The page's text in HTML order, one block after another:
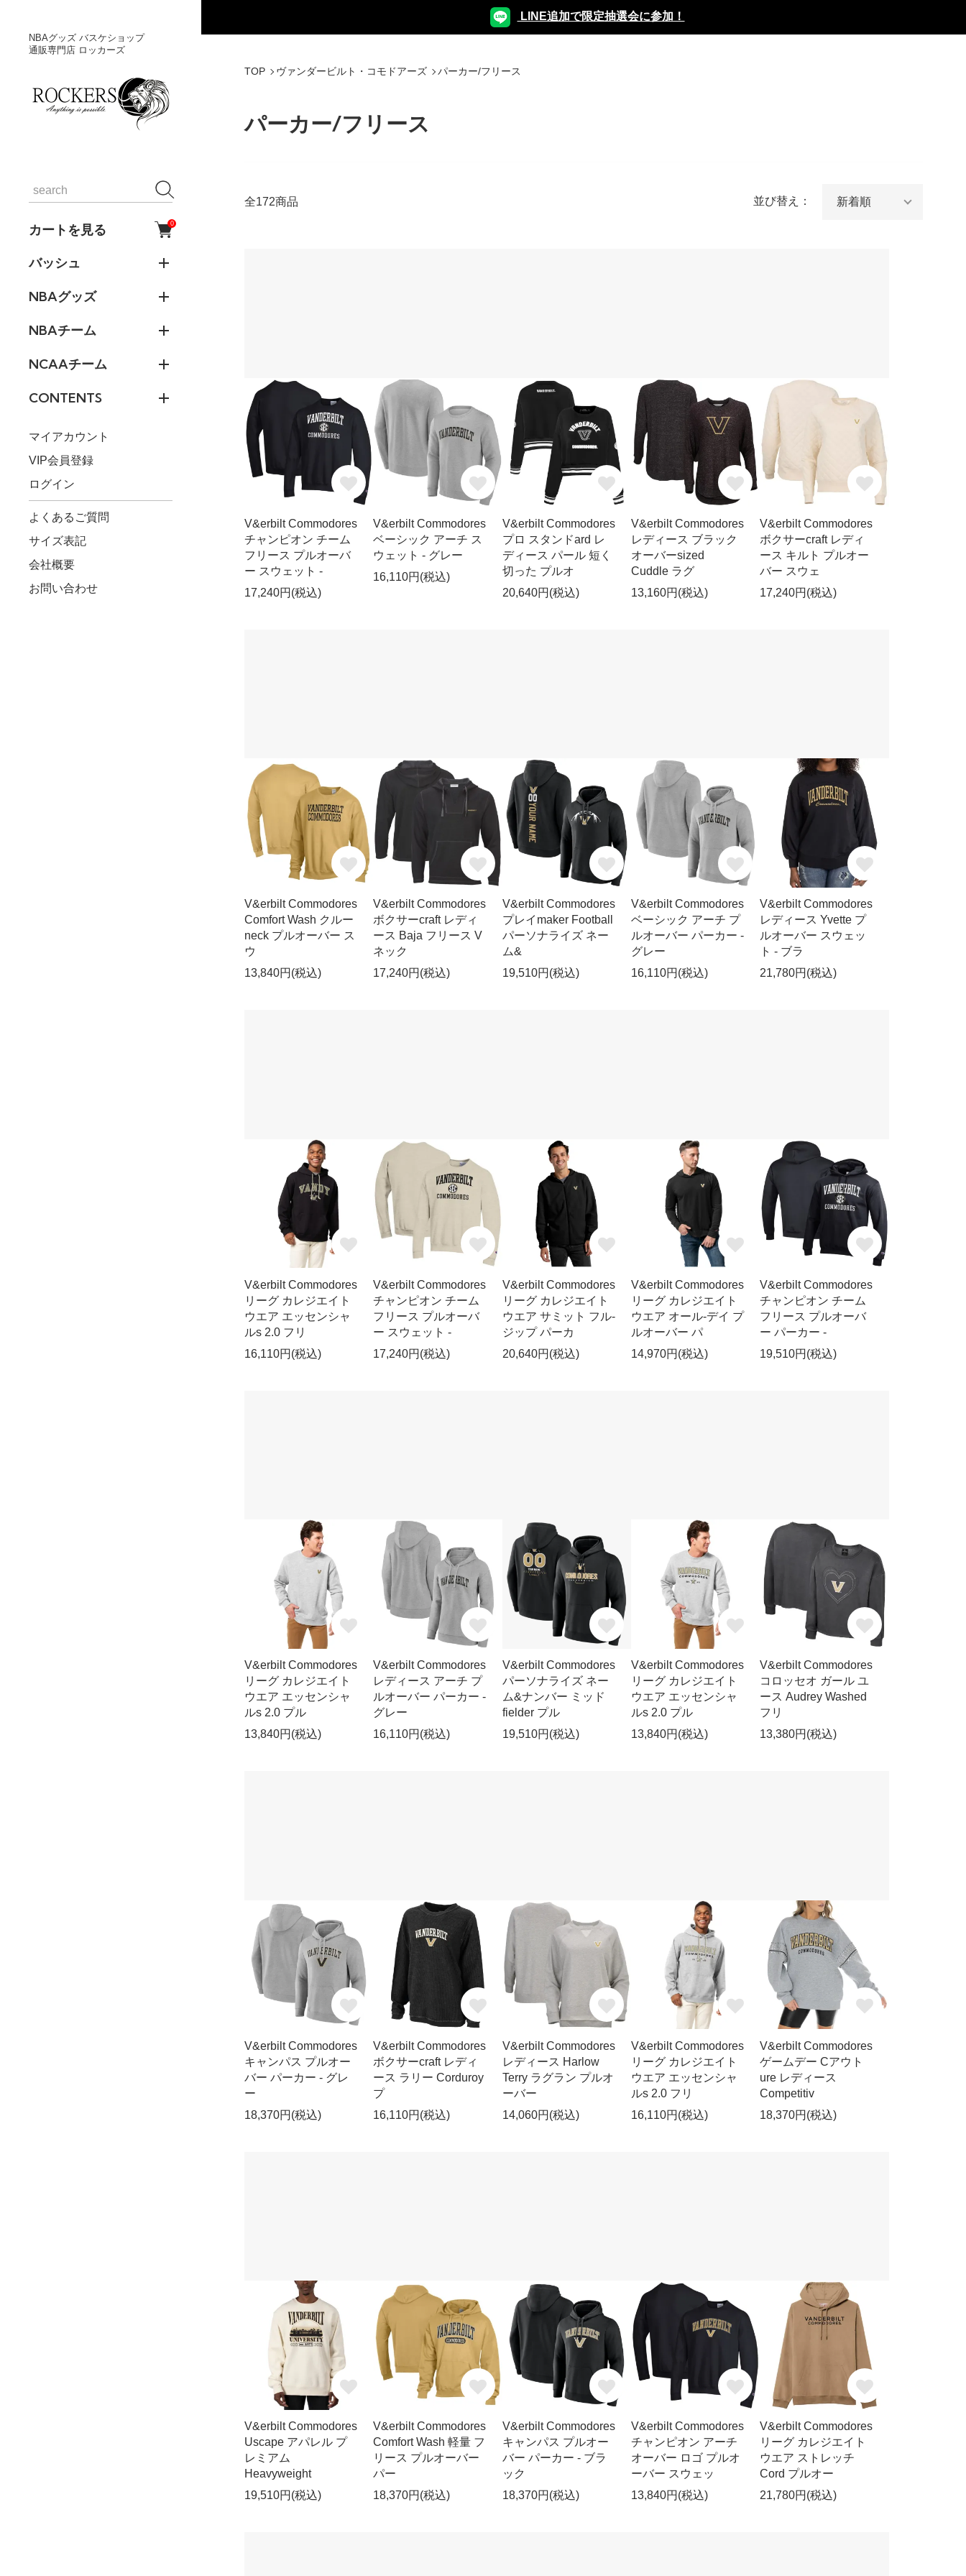
NBAグッズ バスケショップ
通販専門店 ロッカーズ
カートを見る 0
バッシュ
NBAグッズ
NBAチーム
NCAAチーム
CONTENTS
マイアカウント
VIP会員登録
ログイン
よくあるご質問
サイズ表記
会社概要
お問い合わせ
LINE追加で限定抽選会に参加！
TOP ヴァンダービルト・コモドアーズ パーカー/フリース
パーカー/フリース
全172商品 並び替え：
V&erbilt Commodores
チャンピオン チーム
フリース プルオーバ
ー スウェット -
17,240円(税込)
V&erbilt Commodores
ベーシック アーチ ス
ウェット - グレー
16,110円(税込)
V&erbilt Commodores
プロ スタンドard レ
ディース パール 短く
切った プルオ
20,640円(税込)
V&erbilt Commodores
レディース ブラック
オーバーsized
Cuddle ラグ
13,160円(税込)
V&erbilt Commodores
ボクサーcraft レディ
ース キルト プルオー
バー スウェ
17,240円(税込)
V&erbilt Commodores
Comfort Wash クルー
neck プルオーバー ス
ウ
13,840円(税込)
V&erbilt Commodores
ボクサーcraft レディ
ース Baja フリース V
ネック
17,240円(税込)
V&erbilt Commodores
プレイmaker Football
パーソナライズ ネー
ム&
19,510円(税込)
V&erbilt Commodores
ベーシック アーチ プ
ルオーバー パーカー -
グレー
16,110円(税込)
V&erbilt Commodores
レディース Yvette プ
ルオーバー スウェッ
ト - ブラ
21,780円(税込)
V&erbilt Commodores
リーグ カレジエイト
ウエア エッセンシャ
ルs 2.0 フリ
16,110円(税込)
V&erbilt Commodores
チャンピオン チーム
フリース プルオーバ
ー スウェット -
17,240円(税込)
V&erbilt Commodores
リーグ カレジエイト
ウエア サミット フル-
ジップ パーカ
20,640円(税込)
V&erbilt Commodores
リーグ カレジエイト
ウエア オール-デイ プ
ルオーバー パ
14,970円(税込)
V&erbilt Commodores
チャンピオン チーム
フリース プルオーバ
ー パーカー -
19,510円(税込)
V&erbilt Commodores
リーグ カレジエイト
ウエア エッセンシャ
ルs 2.0 プル
13,840円(税込)
V&erbilt Commodores
レディース アーチ プ
ルオーバー パーカー -
グレー
16,110円(税込)
V&erbilt Commodores
パーソナライズ ネー
ム&ナンバー ミッド
fielder プル
19,510円(税込)
V&erbilt Commodores
リーグ カレジエイト
ウエア エッセンシャ
ルs 2.0 プル
13,840円(税込)
V&erbilt Commodores
コロッセオ ガール ユ
ース Audrey Washed
フリ
13,380円(税込)
V&erbilt Commodores
キャンパス プルオー
バー パーカー - グレ
ー
18,370円(税込)
V&erbilt Commodores
ボクサーcraft レディ
ース ラリー Corduroy
プ
16,110円(税込)
V&erbilt Commodores
レディース Harlow
Terry ラグラン プルオ
ーバー
14,060円(税込)
V&erbilt Commodores
リーグ カレジエイト
ウエア エッセンシャ
ルs 2.0 フリ
16,110円(税込)
V&erbilt Commodores
ゲームデー Cアウト
ure レディース
Competitiv
18,370円(税込)
V&erbilt Commodores
Uscape アパレル プ
レミアム
Heavyweight
19,510円(税込)
V&erbilt Commodores
Comfort Wash 軽量 フ
リース プルオーバー
パー
18,370円(税込)
V&erbilt Commodores
キャンパス プルオー
バー パーカー - ブラ
ック
18,370円(税込)
V&erbilt Commodores
チャンピオン アーチ
オーバー ロゴ プルオ
ーバー スウェッ
13,840円(税込)
V&erbilt Commodores
リーグ カレジエイト
ウエア ストレッチ
Cord プルオー
21,780円(税込)